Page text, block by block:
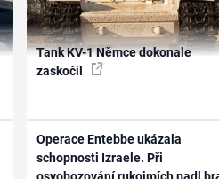
Tank KV-1 Němce dokonale
zaskočil
Operace Entebbe ukázala
schopnosti Izraele. Při